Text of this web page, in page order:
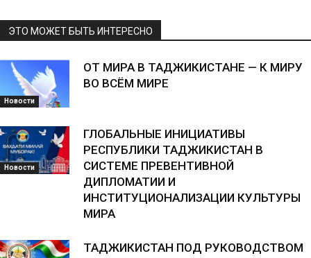
ЭТО МОЖЕТ БЫТЬ ИНТЕРЕСНО
Новости
ОТ МИРА В ТАДЖИКИСТАНЕ — К МИРУ
ВО ВСЁМ МИРЕ
Новости
ГЛОБАЛЬНЫЕ ИНИЦИАТИВЫ
РЕСПУБЛИКИ ТАДЖИКИСТАН В
СИСТЕМЕ ПРЕВЕНТИВНОЙ
ДИПЛОМАТИИ И
ИНСТИТУЦИОНАЛИЗАЦИИ КУЛЬТУРЫ
МИРА
ТАДЖИКИСТАН ПОД РУКОВОДСТВОМ